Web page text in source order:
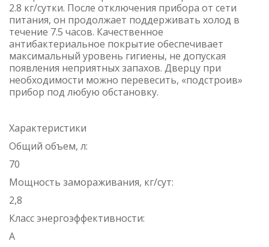
2.8 кг/сутки. После отключения прибора от сети
питания, он продолжает поддерживать холод в
течение 7.5 часов. Качественное
антибактериальное покрытие обеспечивает
максимальный уровень гигиены, не допуская
появления неприятных запахов. Дверцу при
необходимости можно перевесить, «подстроив»
прибор под любую обстановку.
Характеристики
Общий объем, л:
70
Мощность замораживания, кг/сут:
2,8
Класс энергоэффективности:
А